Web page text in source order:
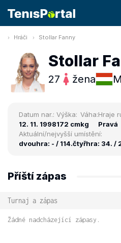
Hráči Stollar Fanny
Stollar
27 žena
Datum nar.:
12. 11. 1998
Výška:
172 cm
Váha:
kg
Hraje
Pravá
Aktuální/nejvyšší umístění:
dvouhra: - / 114.čtyřhra: 34. /
Příští zápas
Turnaj a zápas
Žádné nadcházející zápasy.